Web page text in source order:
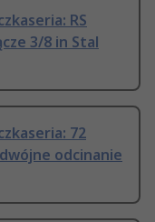
RS
3/8 in Stal
72
odcinanie